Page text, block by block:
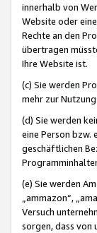
innerhalb von
Website oder
Rechte an den
übertragen
Ihre Website ist.
(c) Sie werden
mehr zur
(d) Sie werden
eine Person bzw.
geschäftlichen
(e) Sie werden
„ammazon“,
Versuch
sorgen, dass von